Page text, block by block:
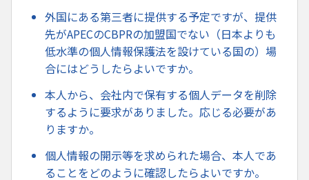
外国にある第三者に提供する予定ですが、提供
先がAPECのCBPRの加盟国でない（日本よりも
低水準の個人情報保護法を設けている国の）場
合にはどうしたらよいですか。
本人から、会社内で保有する個人データを削除
するように要求がありました。応じる必要があ
りますか。
個人情報の開示等を求められた場合、本人であ
ることをどのように確認したらよいですか。